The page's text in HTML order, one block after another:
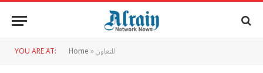
YOU ARE AT: Home»للتعاون